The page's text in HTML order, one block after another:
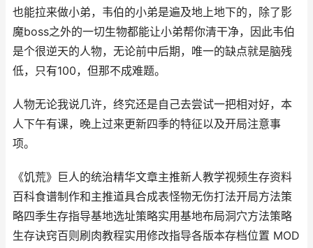
也能拉来做小弟，韦伯的小弟是遍及地上地下的，除了影
魔boss之外的一切生物都能让小弟帮你清干净，因此韦伯
是个很逆天的人物，无论前中后期，唯一的缺点就是脑残
低，只有100，但那不成难题。
人物无论我说几许，终究还是自己去尝试一把相对好，本
人下午有课，晚上过来更新四季的特征以及开局注意事
项。
《饥荒》巨人的统治精华文章主推新人教学视频生存资料
百科食谱制作和主推道具合成表怪物无伤打法开局方法策
略四季生存指导基地选址策略实用基地布局洞穴方法策略
生存诀窍百则刷肉教程实用修改指导各版本存档位置 MOD